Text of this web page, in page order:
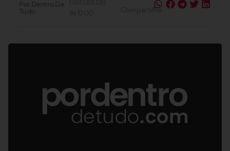
Compartilhe